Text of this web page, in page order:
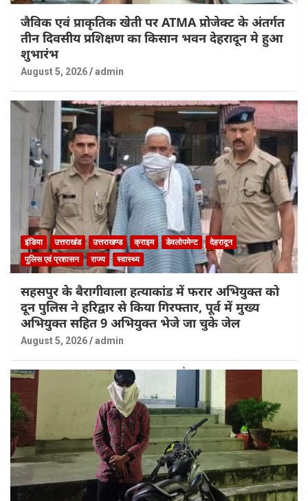
जैविक एवं प्राकृतिक खेती पर ATMA प्रोजेक्ट के अंतर्गत
तीन दिवसीय प्रशिक्षण का किसान भवन देहरादून मे हुआ
शुभारंभ
August 5, 2026 admin
इंडिया उत्तराखंड उत्तराखण्ड क्राइम डेवलोपमेन्ट
देहरादून
पुलिस एवं प्रशासन
राज्य स्वास्थ्य
सहसपुर के बैरागीवाला हत्याकांड में फरार अभियुक्त को
दून पुलिस ने हरिद्वार से किया गिरफ्तार, पूर्व में मुख्य
अभियुक्त सहित 9 अभियुक्त भेजे जा चुके जेल
August 5, 2026 admin